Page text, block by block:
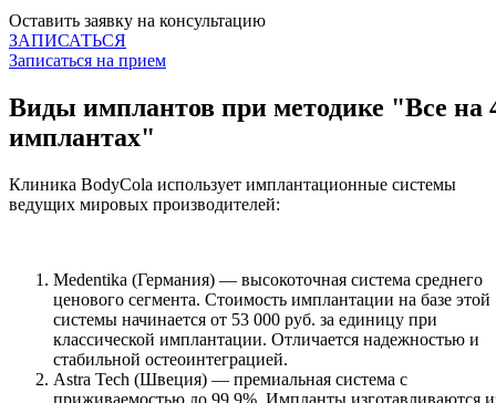
Оставить заявку на консультацию
ЗАПИСАТЬСЯ
Записаться на прием
Виды имплантов при методике "Все на
имплантах"
Клиника BodyCola использует имплантационные системы
ведущих мировых производителей:
Medentika (Германия) — высокоточная система среднего
ценового сегмента. Стоимость имплантации на базе этой
системы начинается от 53 000 руб. за единицу при
классической имплантации. Отличается надежностью и
стабильной остеоинтеграцией.
Astra Tech (Швеция) — премиальная система с